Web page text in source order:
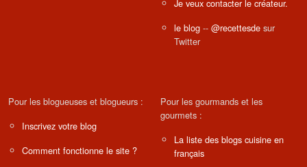
Je veux contacter le créateur.
le blog -- @recettesde sur
Twitter
Pour les blogueuses et blogueurs :
Inscrivez votre blog
Comment fonctionne le site ?
Pour les gourmands et les
gourmets :
La liste des blogs cuisine en
français